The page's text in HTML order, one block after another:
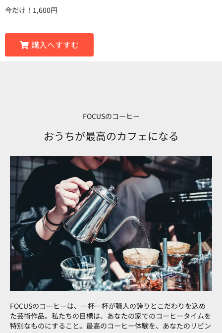
今だけ！1,600円
購入へすすむ
FOCUSのコーヒー
おうちが最高のカフェになる
FOCUSのコーヒーは、一杯一杯が職人の誇りとこだわりを込め
た芸術作品。私たちの目標は、あなたの家でのコーヒータイムを
特別なものにすること。最高のコーヒー体験を、あなたのリビン